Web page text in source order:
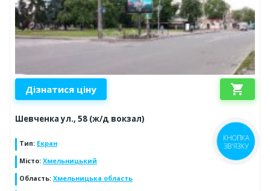
Дізнатися ціну shopping_cart
Шевченка ул., 58 (ж/д вокзал)
Тип: Екран
Місто: Хмельницький
Область: Хмельницька область
КНОПКА
ЗВ'ЯЗКУ